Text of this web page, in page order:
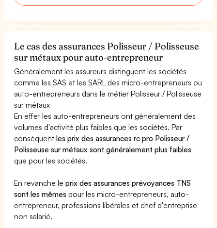
Le cas des assurances Polisseur / Polisseuse
sur métaux pour auto-entrepreneur
Généralement les assureurs distinguent les sociétés
comme les SAS et les SARL des micro-entrepreneurs ou
auto-entrepreneurs dans le métier Polisseur / Polisseuse
sur métaux
En effet les auto-entrepreneurs ont généralement des
volumes d'activité plus faibles que les sociétés. Par
conséquentles prix des assurances rc pro Polisseur /
Polisseuse sur métaux sont généralement plus faibles
que pour les sociétés.
En revanche leprix des assurances prévoyances TNS
sont les mêmes pour les micro-entrepreneurs, auto-
entrepreneur, professions libérales et chef d'entreprise
non salarié.